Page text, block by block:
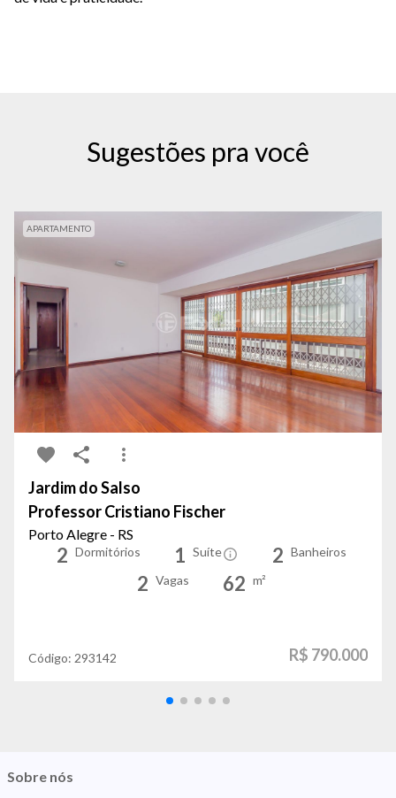
Sugestões pra você
APARTAMENTO
Jardim do Salso
Professor Cristiano Fischer
Porto Alegre - RS
2 Dormitórios 1 Suíte 2 Banheiros
2 Vagas 62 m²
Código: 293142 R$ 790.000
Sobre nós